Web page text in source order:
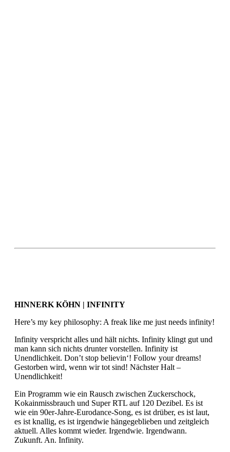
HINNERK KÖHN | INFINITY
Here’s my key philosophy: A freak like me just needs infinity!
Infinity verspricht alles und hält nichts. Infinity klingt gut und
man kann sich nichts drunter vorstellen. Infinity ist
Unendlichkeit. Don’t stop believin‘! Follow your dreams!
Gestorben wird, wenn wir tot sind! Nächster Halt –
Unendlichkeit!
Ein Programm wie ein Rausch zwischen Zuckerschock,
Kokainmissbrauch und Super RTL auf 120 Dezibel. Es ist
wie ein 90er-Jahre-Eurodance-Song, es ist drüber, es ist laut,
es ist knallig, es ist irgendwie hängegeblieben und zeitgleich
aktuell. Alles kommt wieder. Irgendwie. Irgendwann.
Zukunft. An. Infinity.